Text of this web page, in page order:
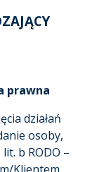
prawna
działań
osoby,
b RODO –